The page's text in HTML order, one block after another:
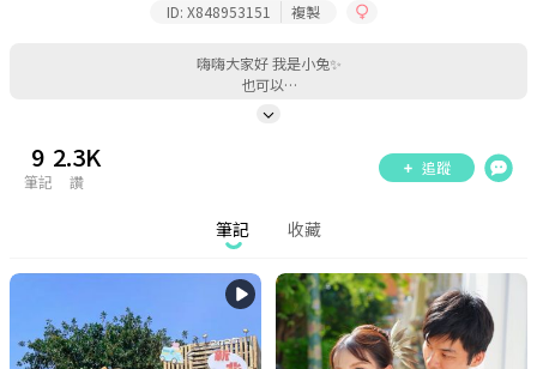
ID: X848953151 複製
嗨嗨大家好 我是小兔✨
也可以…
9
筆記
2.3K
讚
追蹤
筆記 收藏